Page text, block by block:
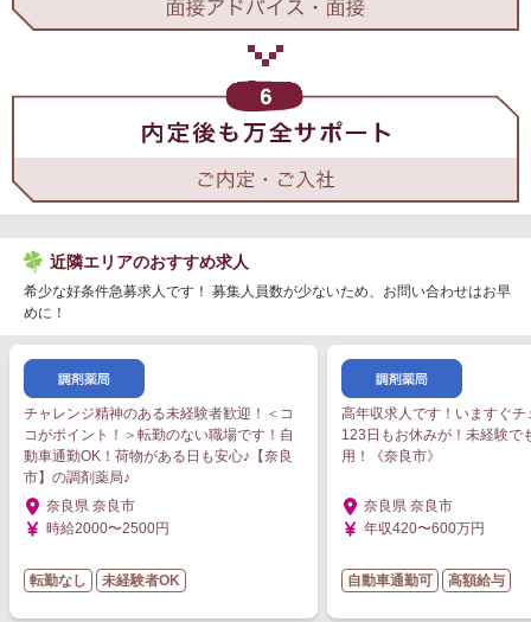
近隣エリアのおすすめ求人
希少な好条件急募求人です！ 募集人員数が少ないため、お問い合わせはお早
めに！
チャレンジ精神のある未経験者歓迎！＜コ
コがポイント！＞転勤のない職場です！自
動車通勤OK！荷物がある日も安心♪【奈良
市】の調剤薬局♪
奈良県 奈良市
時給2000〜2500円
転勤なし 未経験者OK
高年収求人です！いますぐチ
123日もお休みが！未経験で
用！《奈良市》
奈良県 奈良市
年収420〜600万円
自動車通勤可 高額給与